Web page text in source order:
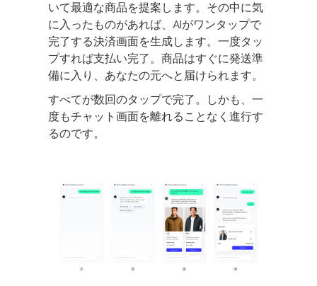
いて最適な商品を提案します。その中に気
に入ったものがあれば、AIがワンタップで
完了する決済画面を生成します。一度タッ
プすれば支払い完了。商品はすぐに発送準
備に入り、あなたの元へと届けられます。
すべてが数回のタップで完了。しかも、一
度もチャット画面を離れることなく進行す
るのです。